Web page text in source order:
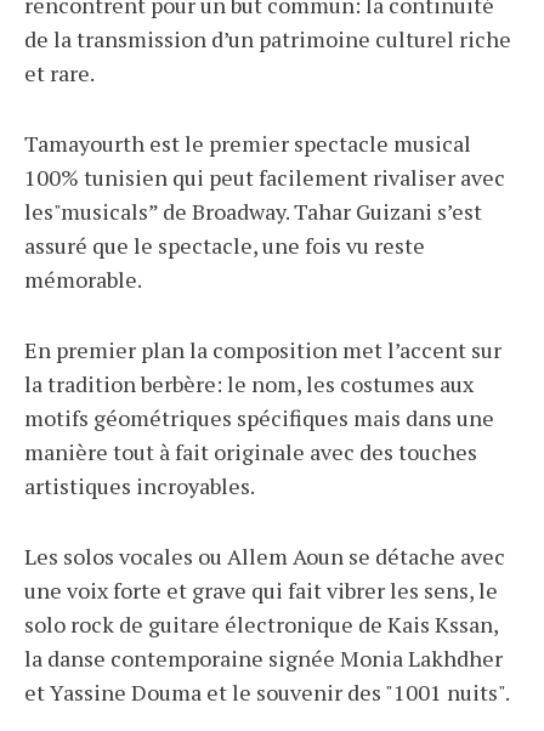
de la transmission d’un patrimoine culturel riche
et rare.
Tamayourth est le premier spectacle musical
100% tunisien qui peut facilement rivaliser avec
les"musicals” de Broadway. Tahar Guizani s’est
assuré que le spectacle, une fois vu reste
mémorable.
En premier plan la composition met l’accent sur
la tradition berbère: le nom, les costumes aux
motifs géométriques spécifiques mais dans une
manière tout à fait originale avec des touches
artistiques incroyables.
Les solos vocales ou Allem Aoun se détache avec
une voix forte et grave qui fait vibrer les sens, le
solo rock de guitare électronique de Kais Kssan,
la danse contemporaine signée Monia Lakhdher
et Yassine Douma et le souvenir des "1001 nuits".